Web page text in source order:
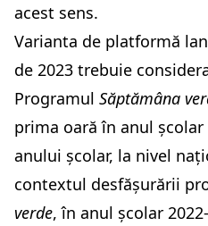
acest sens.
Varianta de platformă
de 2023 trebuie
Programul Săptămâna
prima oară în anul
anului școlar, la nivel
contextul desfășurării
verde, în anul școlar